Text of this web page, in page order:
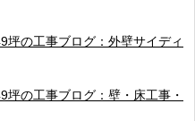
坪の工事ブログ：外壁サイディ
坪の工事ブログ：壁・床工事・